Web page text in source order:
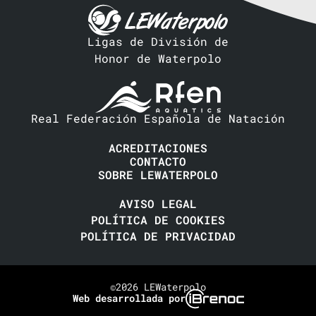
Ligas de División de
Honor de Waterpolo
Real Federación Española de Natación
ACREDITACIONES
CONTACTO
SOBRE LEWATERPOLO
AVISO LEGAL
POLÍTICA DE COOKIES
POLÍTICA DE PRIVACIDAD
©2026 LEWaterpolo
Web desarrollada por